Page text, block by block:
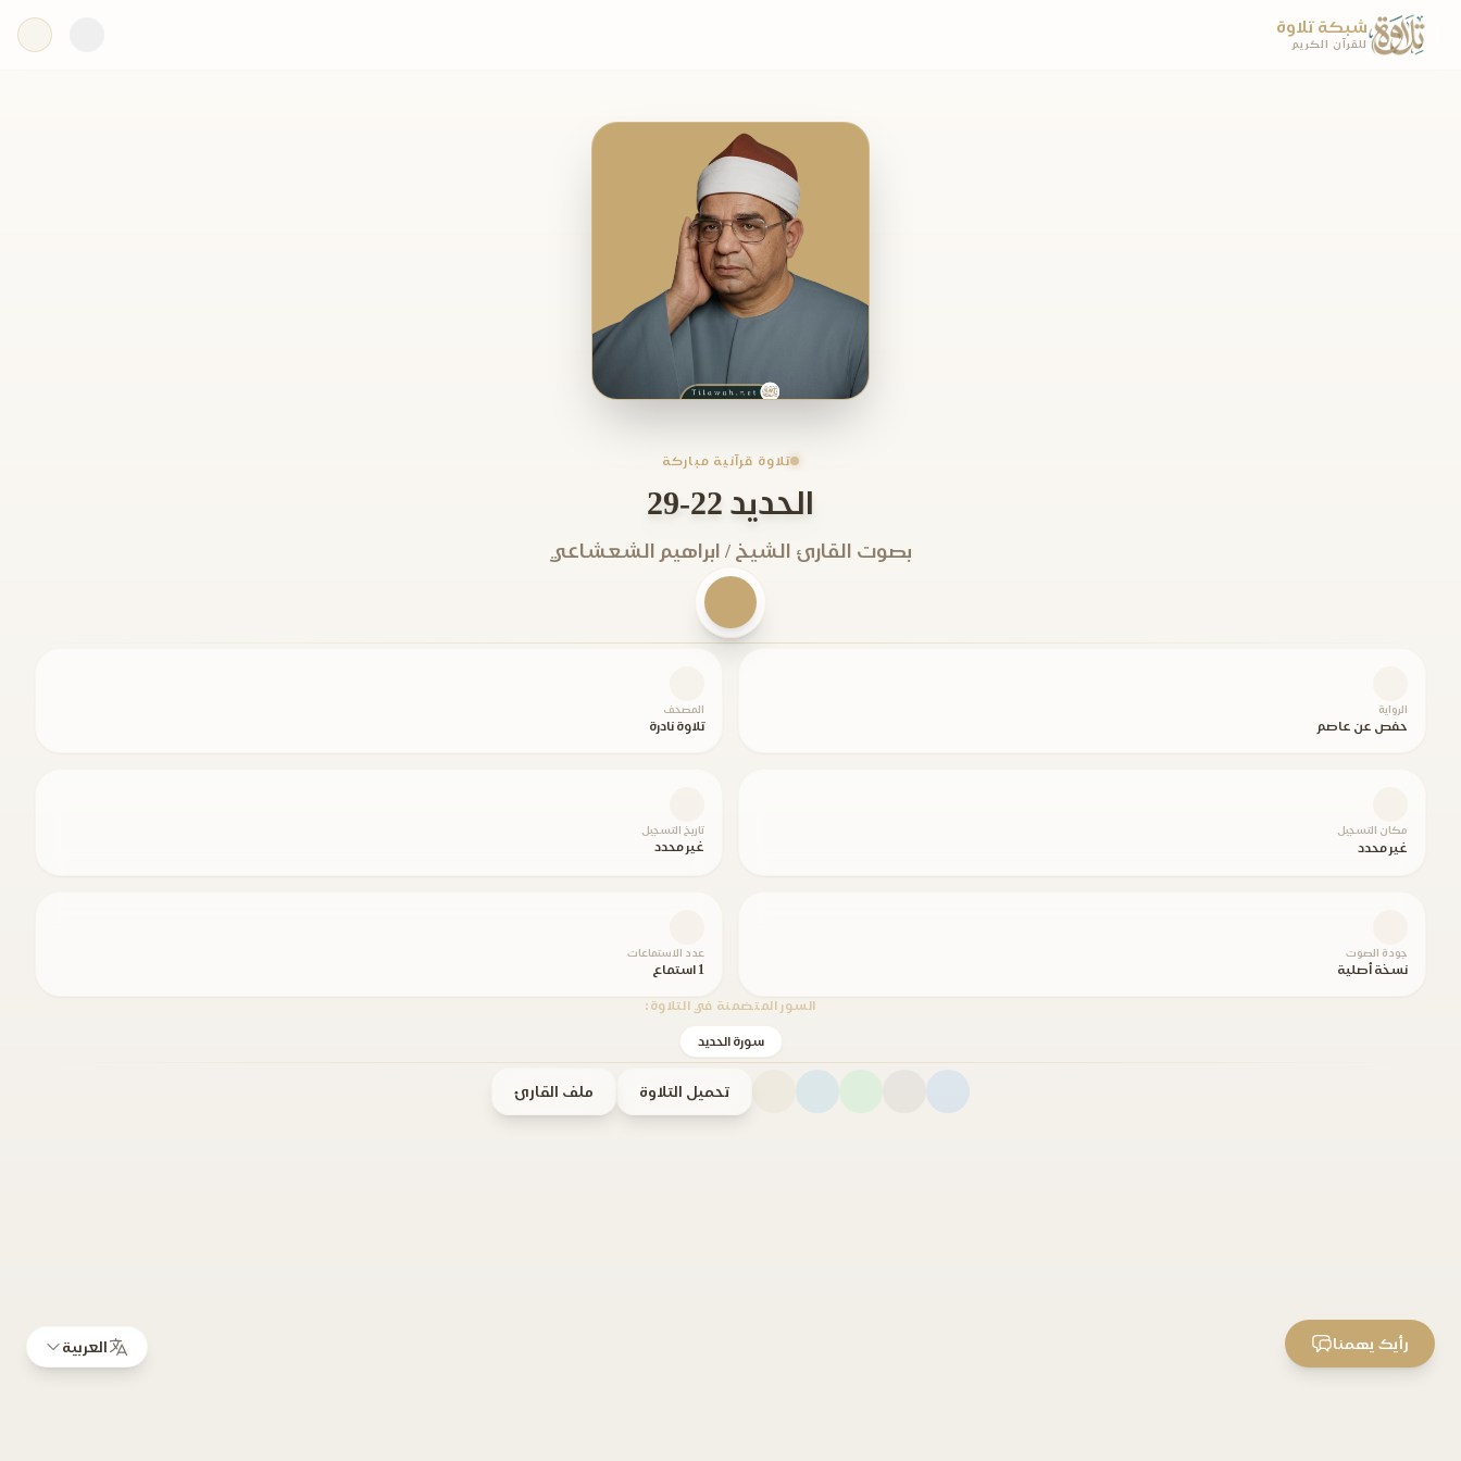
شبكة تلاوة
للقرآن الكريم
تلاوة قرآنية مباركة
الحديد 22-29
بصوت القارئ الشيخ / ابراهيم الشعشاعي
الرواية
حفص عن عاصم
المصحف
تلاوة نادرة
مكان التسجيل
غير محدد
تاريخ التسجيل
غير محدد
جودة الصوت
نسخة أصلية
عدد الاستماعات
1 استماع
السور المتضمنة في التلاوة:
سورة الحديد
تحميل التلاوة ملف القارئ
العربية رأيك يهمنا